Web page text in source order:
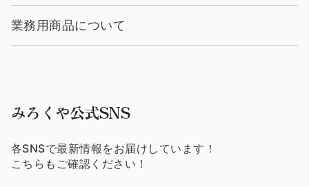
業務用商品について
みろくや公式SNS
各SNSで最新情報をお届けしています！
こちらもご確認ください！